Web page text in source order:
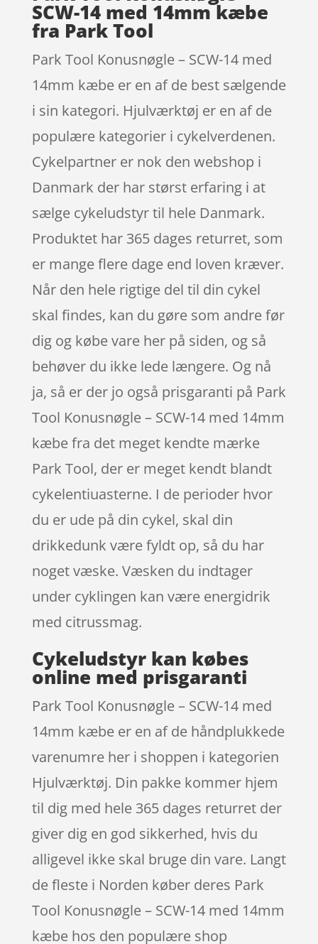
SCW-14 med 14mm kæbe
fra Park Tool
Park Tool Konusnøgle – SCW-14 med
14mm kæbe er en af de best sælgende
i sin kategori. Hjulværktøj er en af de
populære kategorier i cykelverdenen.
Cykelpartner er nok den webshop i
Danmark der har størst erfaring i at
sælge cykeludstyr til hele Danmark.
Produktet har 365 dages returret, som
er mange flere dage end loven kræver.
Når den hele rigtige del til din cykel
skal findes, kan du gøre som andre før
dig og købe vare her på siden, og så
behøver du ikke lede længere. Og nå
ja, så er der jo også prisgaranti på Park
Tool Konusnøgle – SCW-14 med 14mm
kæbe fra det meget kendte mærke
Park Tool, der er meget kendt blandt
cykelentiuasterne. I de perioder hvor
du er ude på din cykel, skal din
drikkedunk være fyldt op, så du har
noget væske. Væsken du indtager
under cyklingen kan være energidrik
med citrussmag.
Cykeludstyr kan købes
online med prisgaranti
Park Tool Konusnøgle – SCW-14 med
14mm kæbe er en af de håndplukkede
varenumre her i shoppen i kategorien
Hjulværktøj. Din pakke kommer hjem
til dig med hele 365 dages returret der
giver dig en god sikkerhed, hvis du
alligevel ikke skal bruge din vare. Langt
de fleste i Norden køber deres Park
Tool Konusnøgle – SCW-14 med 14mm
kæbe hos den populære shop